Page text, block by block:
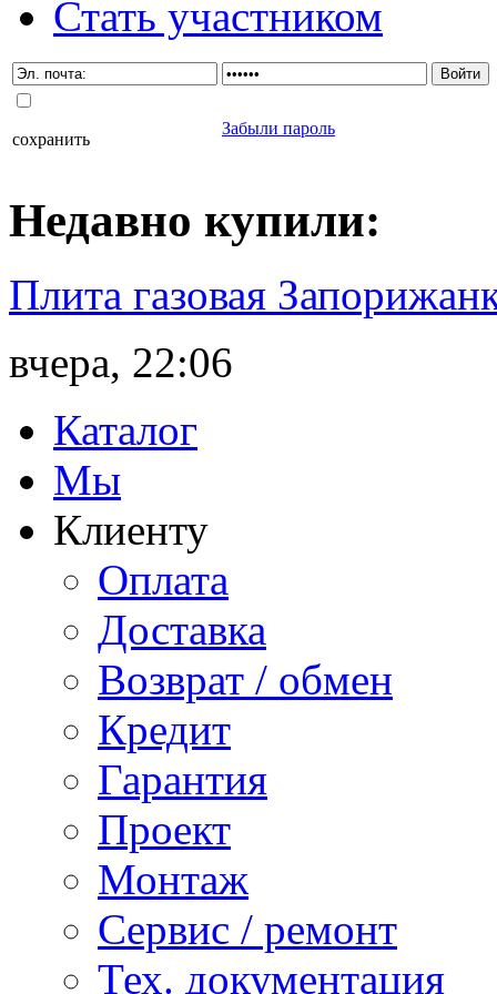
Стать участником
сохранить
Забыли пароль
Недавно купили:
Плита газовая
вчера, 22:06
Каталог
Мы
Клиенту
Оплата
Доставка
Возврат / обмен
Кредит
Гарантия
Проект
Монтаж
Сервис / ремонт
Тех. документация